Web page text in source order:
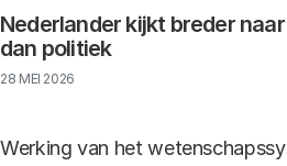
Nederlander kijkt breder
dan politiek
28 MEI 2026
Werking van het